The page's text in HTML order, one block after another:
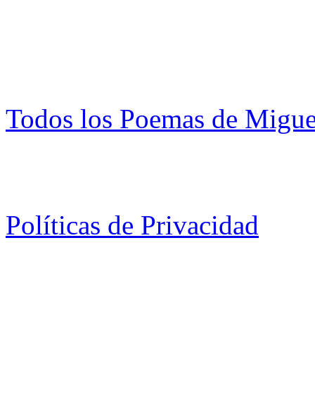
Todos los Poemas de
Políticas de Privacidad